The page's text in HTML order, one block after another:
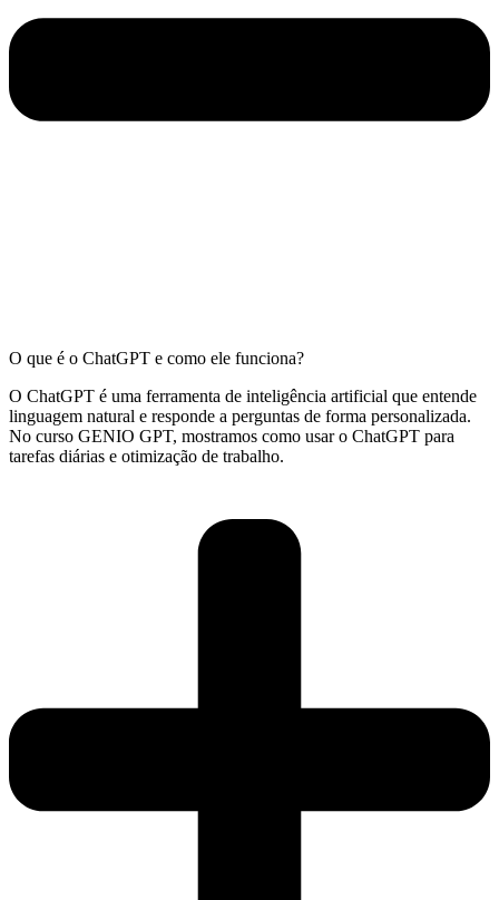
O que é o ChatGPT e como ele funciona?
O ChatGPT é uma ferramenta de inteligência artificial que entende
linguagem natural e responde a perguntas de forma personalizada.
No curso GENIO GPT, mostramos como usar o ChatGPT para
tarefas diárias e otimização de trabalho.